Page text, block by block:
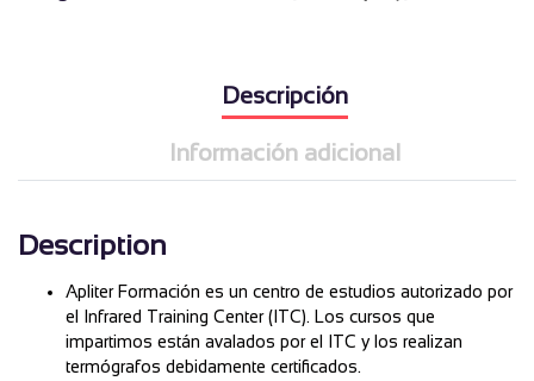
Descripción
Información adicional
Description
Apliter Formación es un centro de estudios autorizado por
el Infrared Training Center (ITC). Los cursos que
impartimos están avalados por el ITC y los realizan
termógrafos debidamente certificados.